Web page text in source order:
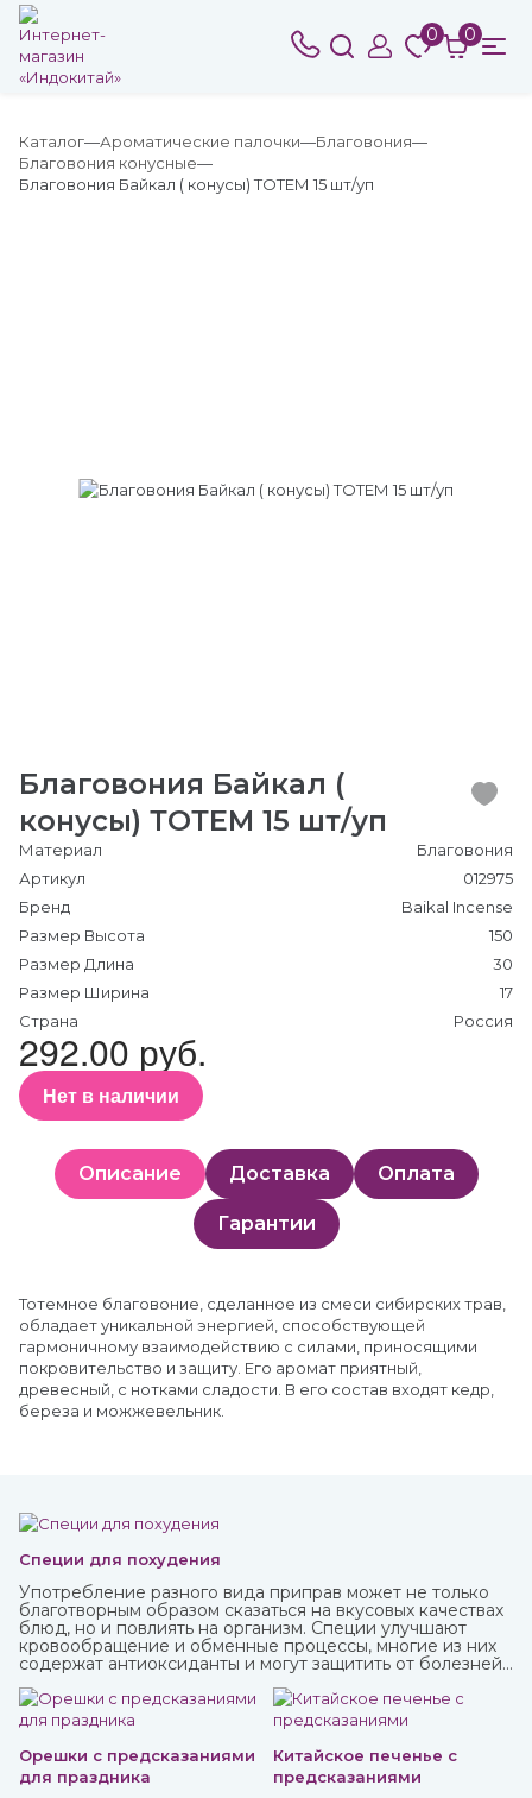
0 0
Каталог Ароматические палочки
Благовония
Благовония конусные
Благовония Байкал ( конусы) ТОТЕМ 15 шт/уп
Благовония Байкал (
конусы) ТОТЕМ 15 шт/уп
Материал
Благовония
Артикул
012975
Бренд
Baikal Incense
Размер Высота
150
Размер Длина
30
Размер Ширина
17
Страна
Россия
292.00 руб.
Нет в наличии
Описание Доставка Оплата
Гарантии
Тотемное благовоние, сделанное из смеси сибирских трав,
обладает уникальной энергией, способствующей
гармоничному взаимодействию с силами, приносящими
покровительство и защиту. Его аромат приятный,
древесный, с нотками сладости. В его состав входят кедр,
береза и можжевельник.
Специи для похудения
Употребление разного вида приправ может не только
благотворным образом сказаться на вкусовых качествах
блюд, но и повлиять на организм. Специи улучшают
кровообращение и обменные процессы, многие из них
содержат антиоксиданты и могут защитить от болезней,
чисто восточные, вы можете купить в интернет-магазине
ИндоКитай.
Орешки с предсказаниями
для праздника
Китайское печенье с
предсказаниями